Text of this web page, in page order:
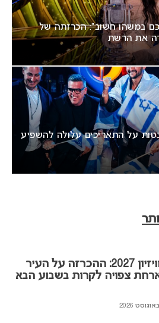
במשהו חשוב”: הכרזתה של
את הרשת
2027: ההתלבטות על התאריכים עלולה להשפיע
אירוויזיון 2027: ההכרזה על העיר
צפויה לקרות בשבוע הבא